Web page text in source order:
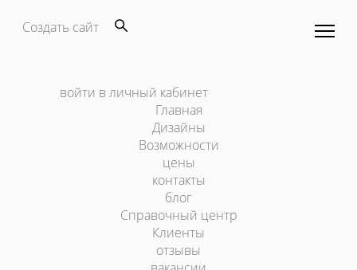
Создать сайт
войти в личный кабинет
Главная
Дизайны
Возможности
цены
контакты
блог
Справочный центр
Клиенты
отзывы